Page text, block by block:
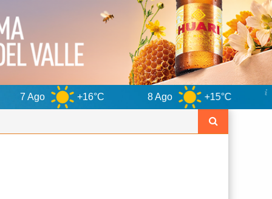
+16°C 8 Ago +15°C 9 Ago